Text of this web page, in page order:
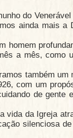
do
ainda mais a
homem
a mês, como
também
com um
de gente
vida da Igreja
silenciosa